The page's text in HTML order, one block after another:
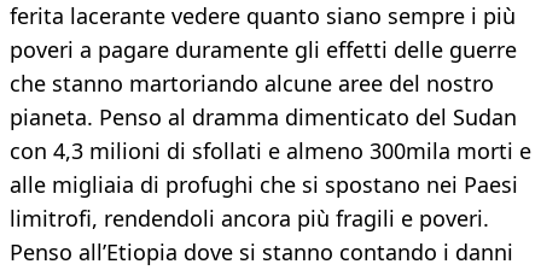
ferita lacerante vedere quanto siano sempre i più
poveri a pagare duramente gli effetti delle guerre
che stanno martoriando alcune aree del nostro
pianeta. Penso al dramma dimenticato del Sudan
con 4,3 milioni di sfollati e almeno 300mila morti e
alle migliaia di profughi che si spostano nei Paesi
limitrofi, rendendoli ancora più fragili e poveri.
Penso all’Etiopia dove si stanno contando i danni